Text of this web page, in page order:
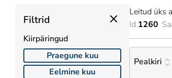
Filtrid
Kiirpäringud
Praegune kuu
Eelmine kuu
Leitud üks
Id 1260
Pealkiri